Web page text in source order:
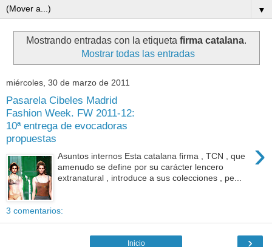
▼
Mostrando entradas con la etiqueta firma catalana.
Mostrar todas las entradas
miércoles, 30 de marzo de 2011
Pasarela Cibeles Madrid
Fashion Week. FW 2011-12:
10ª entrega de evocadoras
propuestas
›
Asuntos internos Esta catalana firma , TCN , que
amenudo se define por su carácter lencero
extranatural , introduce a sus colecciones , pe...
3 comentarios:
›
Inicio